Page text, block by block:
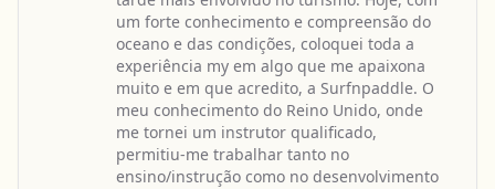
um forte conhecimento e compreensão do
oceano e das condições, coloquei toda a
experiência my em algo que me apaixona
muito e em que acredito, a Surfnpaddle. O
meu conhecimento do Reino Unido, onde
me tornei um instrutor qualificado,
permitiu-me trabalhar tanto no
ensino/instrução como no desenvolvimento